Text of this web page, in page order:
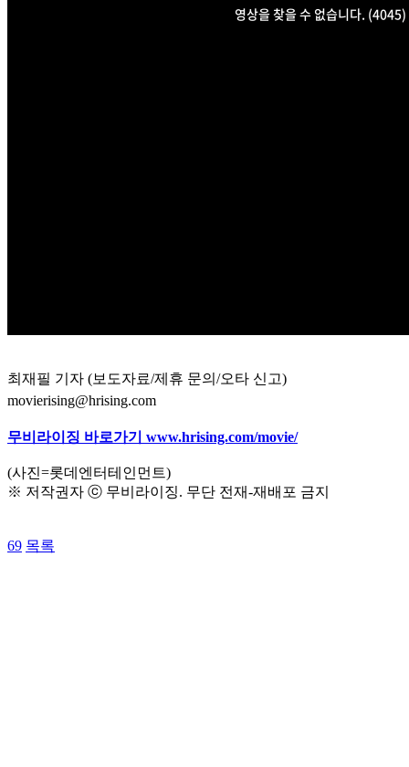
최재필 기자 (보도자료/제휴 문의/오타 신고)
movierising@hrising.com
무비라이징 바로가기 www.hrising.com/movie/
(사진=롯데엔터테인먼트)
※ 저작권자 ⓒ 무비라이징. 무단 전재-재배포 금지
69 목록